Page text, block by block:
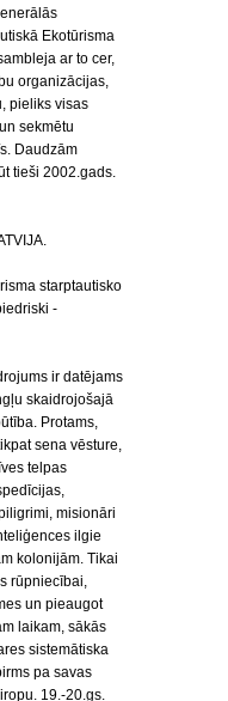
Ekotūrisma
ar to cer,
organizācijas,
pieliks visas
sekmētu
Daudzām
tieši 2002.gads.
starptautisko
-
ir datējams
skaidrojošajā
Protams,
sena vēsture,
telpas
misionāri
ilgie
kolonijām. Tikai
rūpniecībai,
un pieaugot
laikam, sākās
sistemātiska
pa savas
19.-20.gs.